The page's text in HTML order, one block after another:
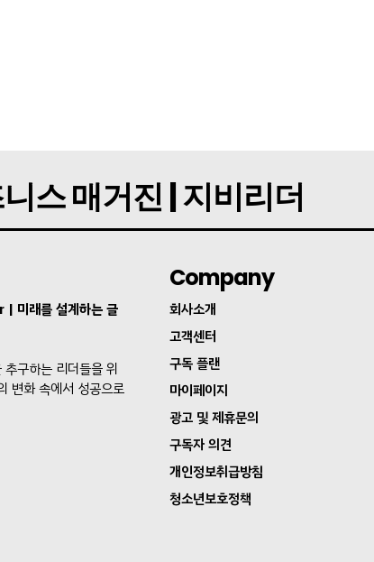
스 매거진 | 지비리더
래를 설계하는 글
구하는 리더들을 위
변화 속에서 성공으로
Company
회사소개
고객센터
구독 플랜
마이페이지
광고 및 제휴문의
구독자 의견
개인정보취급방침
청소년보호정책